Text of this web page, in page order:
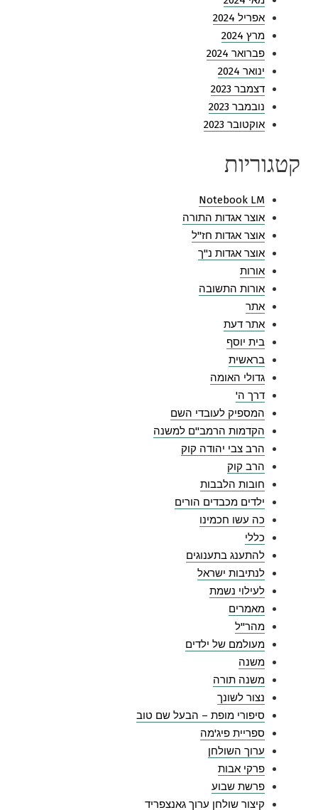
אפריל 2024
מרץ 2024
פברואר 2024
ינואר 2024
דצמבר 2023
נובמבר 2023
אוקטובר 2023
קטגוריות
Notebook LM
אוצר אגדות התורה
אוצר אגדות חז"ל
אוצר אגדות נ"ך
אורות
אורות התשובה
אתר
אתר דעת
בית יוסף
בראשית
גדולי האומה
דרך ה'
המספיק לעובדי השם
הקדמות הרמב"ם למשנה
הרב צבי יהודה קוק
הרב קוק
חובות הלבבות
ילדים מכבדים הורים
כה עשו חכמינו
כללי
להתענג בתענוגים
לנתיבות ישראל
לעילוי נשמת
מאמרים
מהר"ל
מעולמם של ילדים
משנה
משנה תורה
נצור לשונך
סיפורי מופת – הבעל שם טוב
ספריית פיג'מה
ערוך השולחן
פרקי אבות
פרשת שבוע
קיצור שולחן ערוך גאנצפריד